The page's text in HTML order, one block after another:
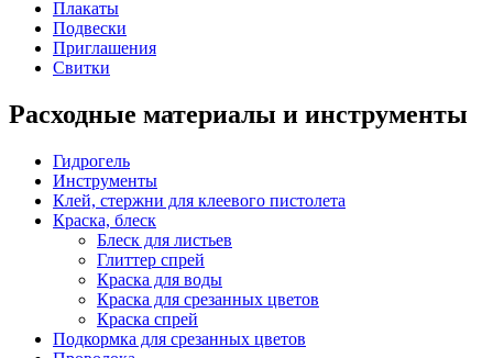
Плакаты
Подвески
Приглашения
Свитки
Расходные материалы и инструменты
Гидрогель
Инструменты
Клей, стержни для клеевого пистолета
Краска, блеск
Блеск для листьев
Глиттер спрей
Краска для воды
Краска для срезанных цветов
Краска спрей
Подкормка для срезанных цветов